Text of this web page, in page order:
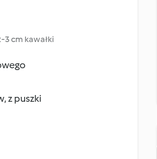
cm kawałki
z puszki